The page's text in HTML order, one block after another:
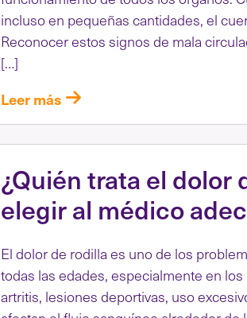
incluso en pequeñas cantidades, el
Reconocer estos signos de mala
[…]
Leer más
¿Quién trata el dolor
elegir al médico
El dolor de rodilla es uno de los
todas las edades, especialmente en
artritis, lesiones deportivas, uso